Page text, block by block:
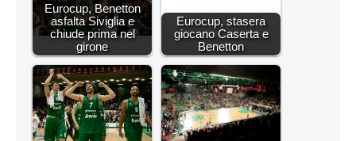
Eurocup, Benetton
asfalta Siviglia e
chiude prima nel
girone
Eurocup, stasera
giocano Caserta e
Benetton